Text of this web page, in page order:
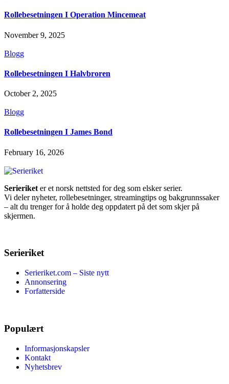
Rollebesetningen I Operation Mincemeat
November 9, 2025
Blogg
Rollebesetningen I Halvbroren
October 2, 2025
Blogg
Rollebesetningen I James Bond
February 16, 2026
Serieriket er et norsk nettsted for deg som elsker serier.
Vi deler nyheter, rollebesetninger, streamingtips og bakgrunnssaker
– alt du trenger for å holde deg oppdatert på det som skjer på
skjermen.
Serieriket
Serieriket.com – Siste nytt
Annonsering
Forfatterside
Populært
Informasjonskapsler
Kontakt
Nyhetsbrev